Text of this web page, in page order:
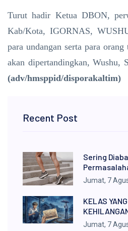
Turut hadir Ketua DBON,
Kab/Kota, IGORNAS,
para undangan serta para
akan dipertandingkan, Wushu,
(adv/hmsppid/disporakaltim)
Recent Post
Sering
Jumat, 7
KELAS
Jumat, 7